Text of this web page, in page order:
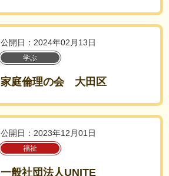
公開日：2024年02月13日
学ぶ
家庭倫理の会 大田区
公開日：2023年12月01日
福祉
一般社団法人UNITE